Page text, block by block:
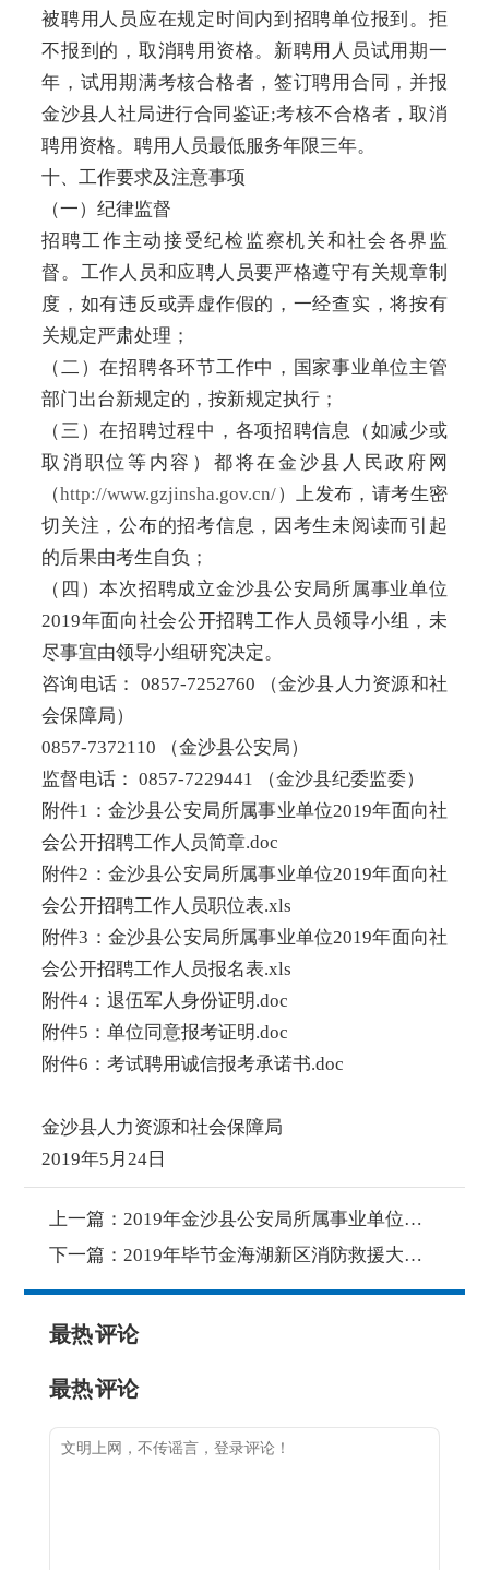
被聘用人员应在规定时间内到招聘单位报到。拒
不报到的，取消聘用资格。新聘用人员试用期一
年，试用期满考核合格者，签订聘用合同，并报
金沙县人社局进行合同鉴证;考核不合格者，取消
聘用资格。聘用人员最低服务年限三年。
十、工作要求及注意事项
（一）纪律监督
招聘工作主动接受纪检监察机关和社会各界监
督。工作人员和应聘人员要严格遵守有关规章制
度，如有违反或弄虚作假的，一经查实，将按有
关规定严肃处理；
（二）在招聘各环节工作中，国家事业单位主管
部门出台新规定的，按新规定执行；
（三）在招聘过程中，各项招聘信息（如减少或
取消职位等内容）都将在金沙县人民政府网
（http://www.gzjinsha.gov.cn/）上发布，请考生密
切关注，公布的招考信息，因考生未阅读而引起
的后果由考生自负；
（四）本次招聘成立金沙县公安局所属事业单位
2019年面向社会公开招聘工作人员领导小组，未
尽事宜由领导小组研究决定。
咨询电话： 0857-7252760 （金沙县人力资源和社
会保障局）
0857-7372110 （金沙县公安局）
监督电话： 0857-7229441 （金沙县纪委监委）
附件1：金沙县公安局所属事业单位2019年面向社
会公开招聘工作人员简章.doc
附件2：金沙县公安局所属事业单位2019年面向社
会公开招聘工作人员职位表.xls
附件3：金沙县公安局所属事业单位2019年面向社
会公开招聘工作人员报名表.xls
附件4：退伍军人身份证明.doc
附件5：单位同意报考证明.doc
附件6：考试聘用诚信报考承诺书.doc
金沙县人力资源和社会保障局
2019年5月24日
上一篇： 2019年金沙县公安局所属事业单位面向社会公开招聘工作人员公告（第一号）
下一篇： 2019年毕节金海湖新区消防救援大队招聘23名合同制消防员公告（5月27-6月7日报名）
最热评论
最热评论